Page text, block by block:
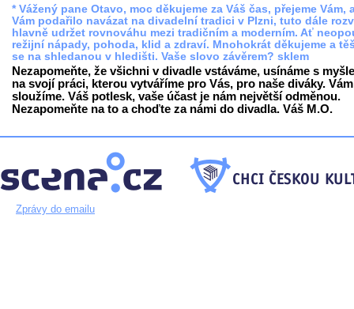
* Vážený pane Otavo, moc děkujeme za Váš čas, přejeme Vám,
Vám podařilo navázat na divadelní tradici v Plzni, tuto dále
hlavně udržet rovnováhu mezi tradičním a moderním. Ať
režijní nápady, pohoda, klid a zdraví. Mnohokrát děkujeme a
se na shledanou v hledišti. Vaše slovo závěrem? sklem
Nezapomeňte, že všichni v divadle vstáváme, usínáme s
na svojí práci, kterou vytváříme pro Vás, pro naše diváky. Vám
sloužíme. Váš potlesk, vaše účast je nám největší odměnou.
Nezapomeňte na to a choďte za námi do divadla. Váš M.O.
Zprávy do emailu